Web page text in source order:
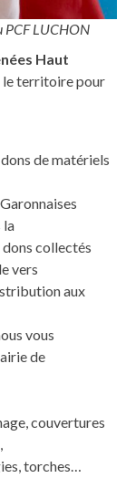
PCF LUCHON
Haut
le territoire pour
de matériels
la
dons collectés
vers
aux
vous
de
couvertures
torches…